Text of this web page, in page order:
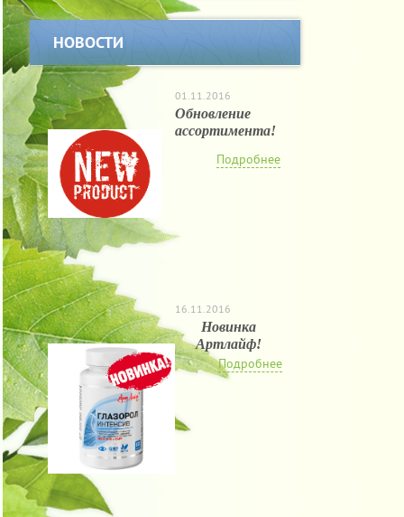
НОВОСТИ
01.11.2016
Обновление
ассортимента!
Подробнее
16.11.2016
Новинка
Артлайф!
Подробнее